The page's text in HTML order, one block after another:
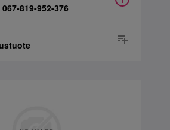
067-819-952-376